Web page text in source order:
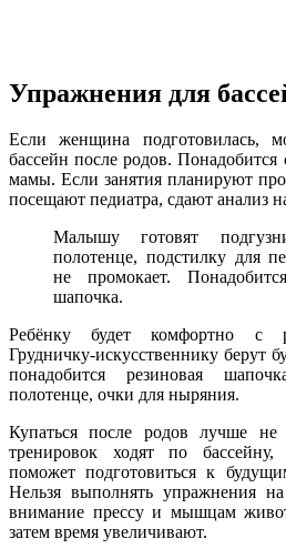
Упражнения для
Если женщина подготовилась,
бассейн после родов. Понадобится
мамы. Если занятия планируют
посещают педиатра, сдают анализ
Малышу готовят
полотенце, подстилку для
не промокает.
шапочка.
Ребёнку будет комфортно с
Грудничку-искусственнику берут
понадобится резиновая
полотенце, очки для ныряния.
Купаться после родов лучше не
тренировок ходят по
поможет подготовиться к
Нельзя выполнять упражнения
внимание прессу и мышцам
затем время увеличивают.